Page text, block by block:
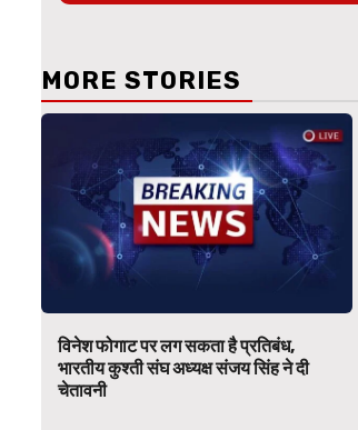
MORE STORIES
विनेश फोगाट पर लग सकता है प्रतिबंध,
भारतीय कुश्ती संघ अध्यक्ष संजय सिंह ने दी
चेतावनी